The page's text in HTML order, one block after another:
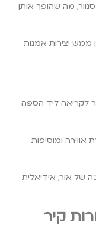
מה שהופך אותן
ממש יצירות אמנות
לקריאה ליד הספה
ומוסיפות
של אור, אידיאלית
קיר